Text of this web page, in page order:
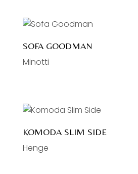
SOFA GOODMAN
Minotti
KOMODA SLIM SIDE
Henge